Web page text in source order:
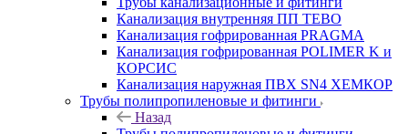
Канализация внутренняя ПП TEBO
Канализация гофрированная PRAGMA
Канализация гофрированная POLIMER K и
КОРСИС
Канализация наружная ПВХ SN4 ХЕМКОР
Трубы полипропиленовые и фитинги
Назад